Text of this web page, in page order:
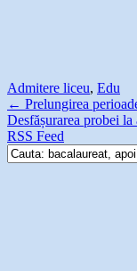
Admitere liceu, Edu
← Prelungirea
Desfășurarea probei
RSS Feed